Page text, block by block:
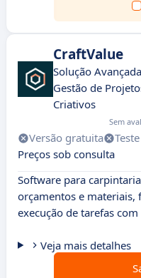
CraftValue
Solução
Gestão de
Criativos
Sem
Versão gratuita
Preços sob consulta
Software para
orçamentos e materiais,
execução de tarefas
Veja mais detalhes